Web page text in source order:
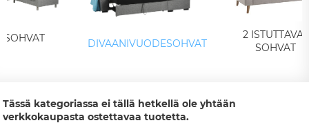
DIVAANIVUODESOHVAT
2 ISTUTTAVAT
SOHVAT
Tässä kategoriassa ei tällä hetkellä ole yhtään
verkkokaupasta ostettavaa tuotetta.